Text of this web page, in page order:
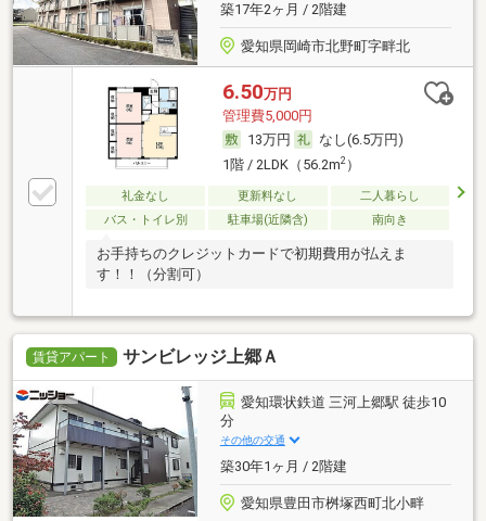
築17年2ヶ月 / 2階建
愛知県岡崎市北野町字畔北
6.50万円
管理費5,000円
13万円
なし(6.5万円)
1階 / 2LDK（56.2m2）
礼金なし 更新料なし
二人暮らし
バス・トイレ別
駐車場(近隣含) 南向き
お手持ちのクレジットカードで初期費用が払えま
す！！（分割可）
賃貸アパート サンビレッジ上郷Ａ
愛知環状鉄道 三河上郷駅 徒歩10
分
その他の交通
築30年1ヶ月 / 2階建
愛知県豊田市桝塚西町北小畔